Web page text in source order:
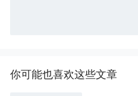
你可能也喜欢这些文章